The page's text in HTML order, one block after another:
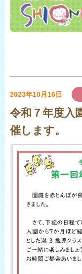
2023年10月16日
令和７年度入
催します。